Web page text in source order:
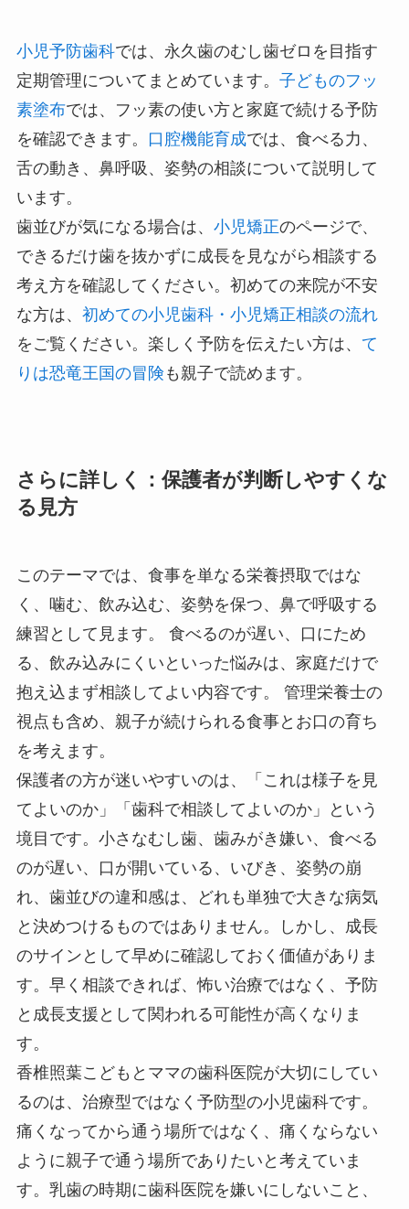
小児予防歯科では、永久歯のむし歯ゼロを目指す
定期管理についてまとめています。 子どものフッ
素塗布では、フッ素の使い方と家庭で続ける予防
を確認できます。
口腔機能育成では、食べる力、
舌の動き、鼻呼吸、姿勢の相談について説明して
います。
歯並びが気になる場合は、 小児矯正のページで、
できるだけ歯を抜かずに成長を見ながら相談する
考え方を確認してください。初めての来院が不安
な方は、 初めての小児歯科・小児矯正相談の流れ
をご覧ください。楽しく予防を伝えたい方は、 て
りは恐竜王国の冒険 も親子で読めます。
さらに詳しく：保護者が判断しやすくな
る見方
このテーマでは、食事を単なる栄養摂取ではな
く、噛む、飲み込む、姿勢を保つ、鼻で呼吸する
練習として見ます。 食べるのが遅い、口にため
る、飲み込みにくいといった悩みは、家庭だけで
抱え込まず相談してよい内容です。 管理栄養士の
視点も含め、親子が続けられる食事とお口の育ち
を考えます。
保護者の方が迷いやすいのは、「これは様子を見
てよいのか」「歯科で相談してよいのか」という
境目です。小さなむし歯、歯みがき嫌い、食べる
のが遅い、口が開いている、いびき、姿勢の崩
れ、歯並びの違和感は、どれも単独で大きな病気
と決めつけるものではありません。しかし、成長
のサインとして早めに確認しておく価値がありま
す。早く相談できれば、怖い治療ではなく、予防
と成長支援として関われる可能性が高くなりま
す。
香椎照葉こどもとママの歯科医院が大切にしてい
るのは、治療型ではなく予防型の小児歯科です。
痛くなってから通う場所ではなく、痛くならない
ように親子で通う場所でありたいと考えていま
す。乳歯の時期に歯科医院を嫌いにしないこと、